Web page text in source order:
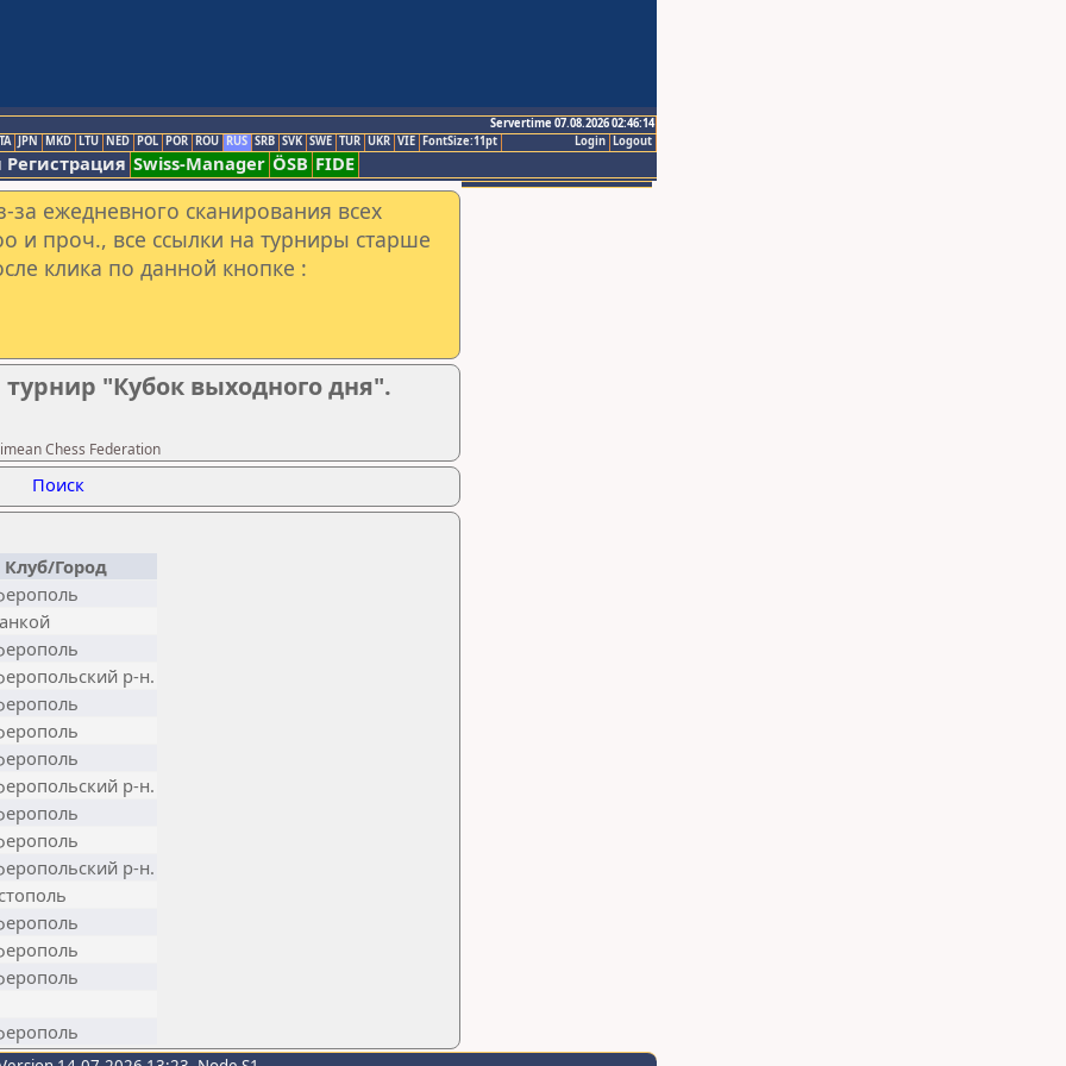
Servertime 07.08.2026 02:46:14
Logout
Login
JPN MKD LTU NED POL POR ROU RUS SRB SVK SWE TUR UKR VIE FontSize:11pt
Swiss-Manager ÖSB FIDE
ежедневного сканирования всех
и проч., все ссылки на турниры старше
клика по данной кнопке :
"Кубок выходного дня".
Chess Federation
Поиск
Клуб/Город
р-н.
р-н.
р-н.